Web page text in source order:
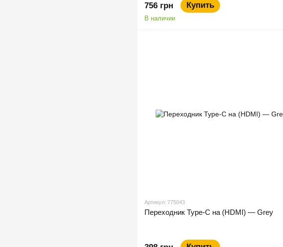
756 грн Купить
В наличии
Артикул: 775043
Переходник Type-C на (HDMI) — Grey